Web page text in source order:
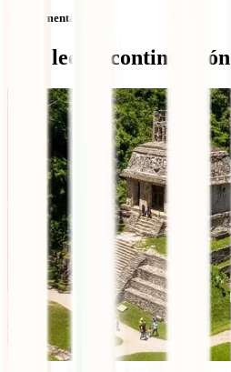
Sem comentários
Qué leer a continuación